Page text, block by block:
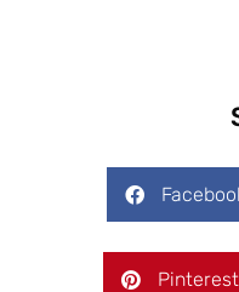
Pinterest